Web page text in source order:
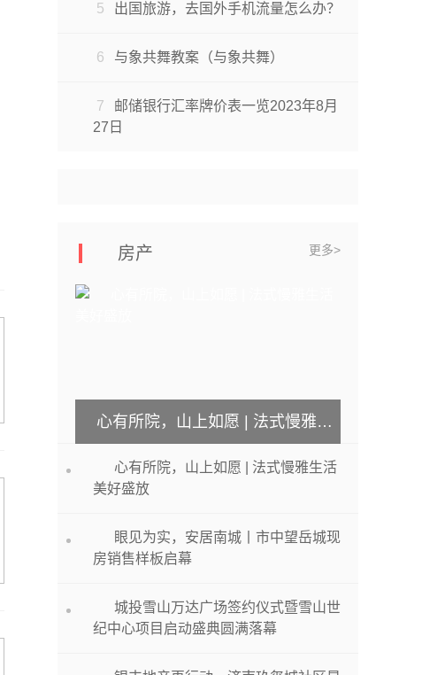
5 出国旅游，去国外手机流量怎么办？
6 与象共舞教案（与象共舞）
7
邮储银行汇率牌价表一览2023年8月
27日
房产 更多>
心有所院，山上如愿 | 法式慢雅生活美好盛放
心有所院，山上如愿 | 法式慢雅生活
美好盛放
眼见为实，安居南城丨市中望岳城现
房销售样板启幕
城投雪山万达广场签约仪式暨雪山世
纪中心项目启动盛典圆满落幕